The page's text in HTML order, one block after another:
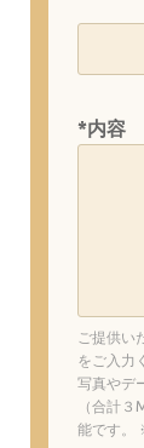
*内容
ご提供い
をご入力
写真やデ
（合計
能です。